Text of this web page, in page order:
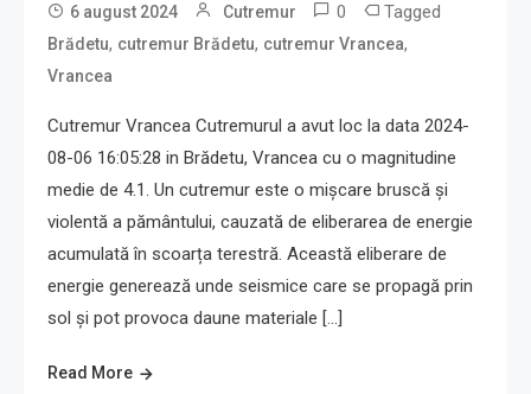
6 august 2024 Cutremur 0 Tagged
Brădetu, cutremur Brădetu, cutremur Vrancea,
Vrancea
Cutremur Vrancea Cutremurul a avut loc la data 2024-
08-06 16:05:28 in Brădetu, Vrancea cu o magnitudine
medie de 4.1. Un cutremur este o mișcare bruscă și
violentă a pământului, cauzată de eliberarea de energie
acumulată în scoarța terestră. Această eliberare de
energie generează unde seismice care se propagă prin
sol și pot provoca daune materiale […]
Read More